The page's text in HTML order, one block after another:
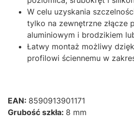
W celu uzyskania
tylko na zewnętrzne złącze
aluminiowym i brodzikiem
Łatwy montaż możliwy
profilowi ściennemu w
EAN: 8590913901171
Grubość szkła: 8 mm